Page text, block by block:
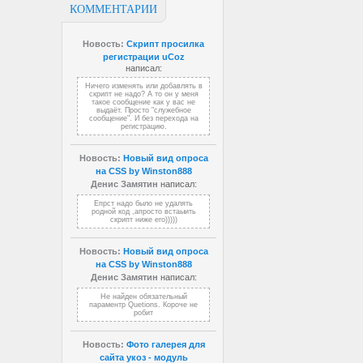
КОММЕНТАРИИ
Новость: Скрипт просилка
регистрации uCoz
написал:
Ничего изменять или добавлять в
скрипт не надо? А то он у меня
такое сообщение как у вас не
выдаёт. Просто "служебное
сообщение". И без перехода на
регистрацию.
Новость: Новый вид опроса
на CSS by Winston888
Денис Замятин написал:
Епрст надо было не удалять
родной код ,апросто встаыить
скрипт ниже его)))))
Новость: Новый вид опроса
на CSS by Winston888
Денис Замятин написал:
Не найден обязательный
параментр Quetions. Короче не
робит
Новость: Фото галерея для
сайта укоз - модуль